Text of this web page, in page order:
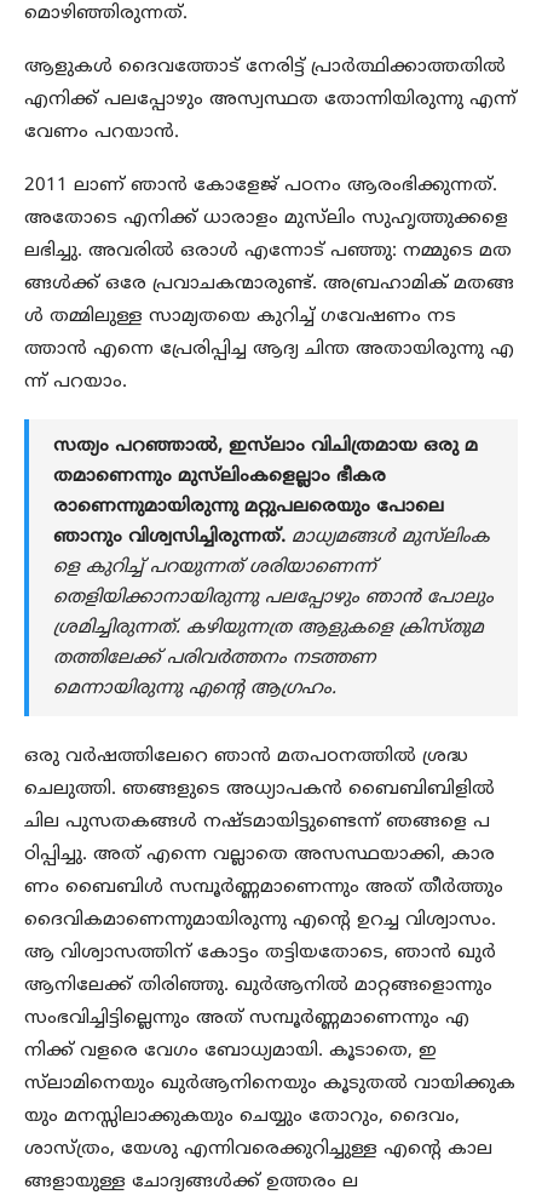
മൊഴിഞ്ഞിരുന്നത്.
ആളുകൾ ദൈവത്തോട് നേരിട്ട് പ്രാർത്ഥിക്കാത്തതിൽ
എനിക്ക് പലപ്പോഴും അസ്വസ്ഥത തോന്നിയിരുന്നു എന്ന്
വേണം പറയാൻ.
2011 ലാണ് ഞാൻ കോളേജ് പഠനം ആരംഭിക്കുന്നത്.
അതോടെ എനിക്ക് ധാരാളം മുസ്‌ലിം സുഹൃത്തുക്കളെ
ലഭിച്ചു. അവരിൽ ഒരാൾ എന്നോട് പഞ്ഞു: നമ്മുടെ മത
ങ്ങൾക്ക് ഒരേ പ്രവാചകന്മാരുണ്ട്. അബ്രഹാമിക് മതങ്ങ
ൾ തമ്മിലുള്ള സാമ്യതയെ കുറിച്ച് ഗവേഷണം നട
ത്താൻ എന്നെ പ്രേരിപ്പിച്ച ആദ്യ ചിന്ത അതായിരുന്നു എ
ന്ന് പറയാം.
സത്യം പറഞ്ഞാൽ, ഇസ്‌ലാം വിചിത്രമായ ഒരു മ
തമാണെന്നും മുസ്‍ലിംകളെല്ലാം ഭീകര
രാണെന്നുമായിരുന്നു മറ്റുപലരെയും പോലെ
ഞാനും വിശ്വസിച്ചിരുന്നത്. മാധ്യമങ്ങൾ മുസ്‌ലിംക
ളെ കുറിച്ച് പറയുന്നത് ശരിയാണെന്ന്
തെളിയിക്കാനായിരുന്നു പലപ്പോഴും ഞാൻ പോലും
ശ്രമിച്ചിരുന്നത്. കഴിയുന്നത്ര ആളുകളെ ക്രിസ്തുമ
തത്തിലേക്ക് പരിവർത്തനം നടത്തണ
മെന്നായിരുന്നു എന്റെ ആഗ്രഹം.
ഒരു വർഷത്തിലേറെ ഞാൻ മതപഠനത്തിൽ ശ്രദ്ധ
ചെലുത്തി. ഞങ്ങളുടെ അധ്യാപകൻ ബൈബിബിളിൽ
ചില പുസതകങ്ങൾ നഷ്ടമായിട്ടുണ്ടെന്ന് ഞങ്ങളെ പ
ഠിപ്പിച്ചു. അത് എന്നെ വല്ലാതെ അസസ്ഥയാക്കി, കാര
ണം ബൈബിൾ സമ്പൂർണ്ണമാണെന്നും അത് തീർത്തും
ദൈവികമാണെന്നുമായിരുന്നു എന്റെ ഉറച്ച വിശ്വാസം.
ആ വിശ്വാസത്തിന് കോട്ടം തട്ടിയതോടെ, ഞാൻ ഖുർ
ആനിലേക്ക് തിരിഞ്ഞു. ഖുർആനിൽ മാറ്റങ്ങളൊന്നും
സംഭവിച്ചിട്ടില്ലെന്നും അത് സമ്പൂർണ്ണമാണെന്നും എ
നിക്ക് വളരെ വേഗം ബോധ്യമായി. കൂടാതെ, ഇ
സ്‌ലാമിനെയും ഖുർആനിനെയും കൂടുതൽ വായിക്കുക
യും മനസ്സിലാക്കുകയും ചെയ്യും തോറും, ദൈവം,
ശാസ്ത്രം, യേശു എന്നിവരെക്കുറിച്ചുള്ള എന്റെ കാല
ങ്ങളായുള്ള ചോദ്യങ്ങൾക്ക് ഉത്തരം ല